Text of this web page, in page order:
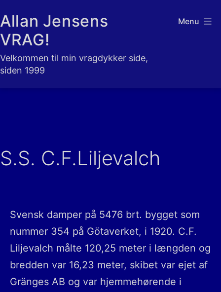
til
indhold
Allan Jensens
VRAG!
Velkommen til min vragdykker side,
siden 1999
Menu
S.S. C.F.Liljevalch
Svensk damper på 5476 brt. bygget som
nummer 354 på Götaverket, i 1920. C.F.
Liljevalch målte 120,25 meter i længden og
bredden var 16,23 meter, skibet var ejet af
Gränges AB og var hjemmehørende i